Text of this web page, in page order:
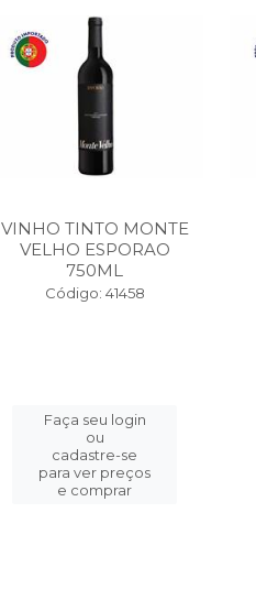
VINHO TINTO MONTE
VELHO ESPORAO
750ML
Código: 41458
Faça seu login
ou
cadastre-se
para ver preços
e comprar